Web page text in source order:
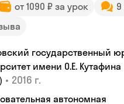
от 1090 ₽ за урок
9
государственный
имени О.Е. Кутафина
• 2016 г.
автономная